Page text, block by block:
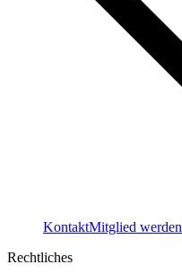
KontaktMitglied werden
Rechtliches